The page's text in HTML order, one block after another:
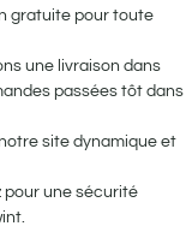
gratuite pour toute
une livraison dans
passées tôt dans
site dynamique et
pour une sécurité